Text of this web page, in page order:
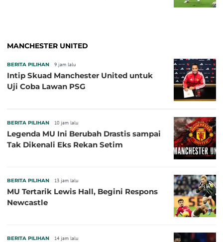
MANCHESTER UNITED
BERITA PILIHAN 9 jam lalu
Intip Skuad Manchester United untuk
Uji Coba Lawan PSG
BERITA PILIHAN 10 jam lalu
Legenda MU Ini Berubah Drastis sampai
Tak Dikenali Eks Rekan Setim
BERITA PILIHAN 13 jam lalu
MU Tertarik Lewis Hall, Begini Respons
Newcastle
BERITA PILIHAN 14 jam lalu